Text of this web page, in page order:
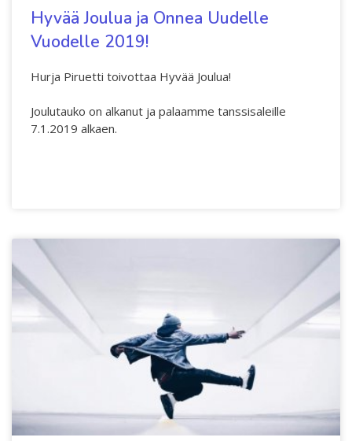
Suurlähettilään puhe
Hyvää Joulua ja Onnea Uudelle
Vuodelle 2019!
Hurja Piruetti toivottaa Hyvää Joulua!
Joulutauko on alkanut ja palaamme tanssisaleille
7.1.2019 alkaen.